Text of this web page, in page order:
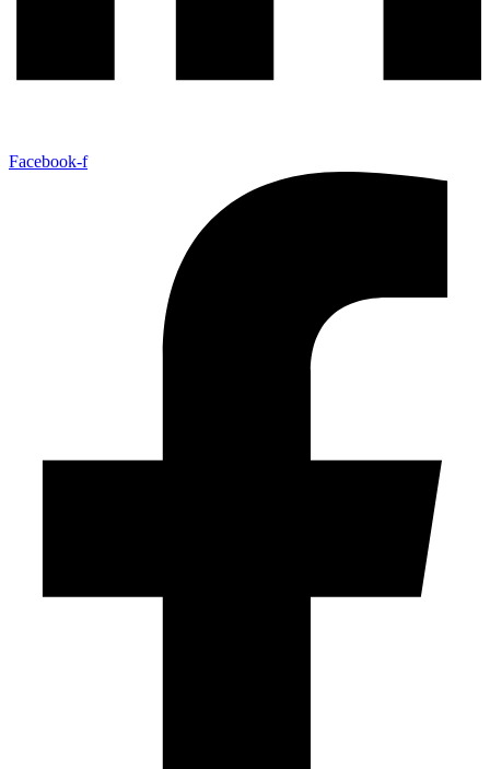
Facebook-f